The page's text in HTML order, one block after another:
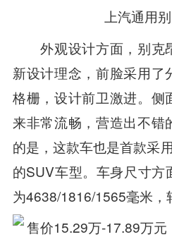
上汽通用
外观设计方面，别克
新设计理念，前脸采用了
格栅，设计前卫激进。侧
来非常流畅，营造出不错
的是，这款车也是首款采
的SUV车型。车身尺寸方
为4638/1816/1565毫米，